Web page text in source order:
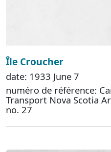
Île Croucher
date: 1933 June 7
numéro de référence:
Transport Nova Scotia
no. 27